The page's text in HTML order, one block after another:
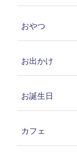
おやつ
お出かけ
お誕生日
カフェ